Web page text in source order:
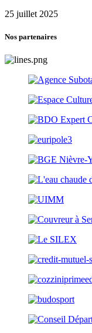
25 juillet 2025
Nos partenaires